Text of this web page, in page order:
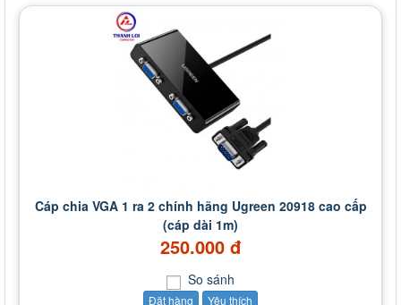
Cáp chia VGA 1 ra 2 chính hãng Ugreen 20918 cao cấp
(cáp dài 1m)
250.000 đ
So sánh
Đặt hàng Yêu thích